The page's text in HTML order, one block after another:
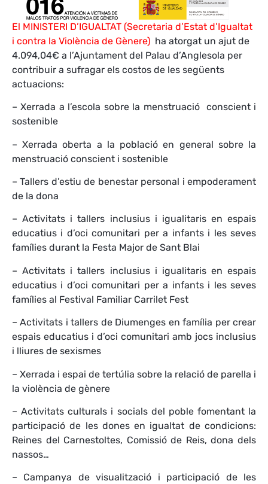
El MINISTERI D’IGUALTAT (Secretaria d’Estat d’Igualtat
i contra la Violència de Gènere) ha atorgat un ajut de
4.094,04€ a l’Ajuntament del Palau d’Anglesola per
contribuir a sufragar els costos de les següents
actuacions:
– Xerrada a l’escola sobre la menstruació conscient i
sostenible
– Xerrada oberta a la població en general sobre la
menstruació conscient i sostenible
– Tallers d’estiu de benestar personal i empoderament
de la dona
– Activitats i tallers inclusius i igualitaris en espais
educatius i d’oci comunitari per a infants i les seves
famílies durant la Festa Major de Sant Blai
– Activitats i tallers inclusius i igualitaris en espais
educatius i d’oci comunitari per a infants i les seves
famílies al Festival Familiar Carrilet Fest
– Activitats i tallers de Diumenges en família per crear
espais educatius i d’oci comunitari amb jocs inclusius
i lliures de sexismes
– Xerrada i espai de tertúlia sobre la relació de parella i
la violència de gènere
– Activitats culturals i socials del poble fomentant la
participació de les dones en igualtat de condicions:
Reines del Carnestoltes, Comissió de Reis, dona dels
nassos…
– Campanya de visualització i participació de les